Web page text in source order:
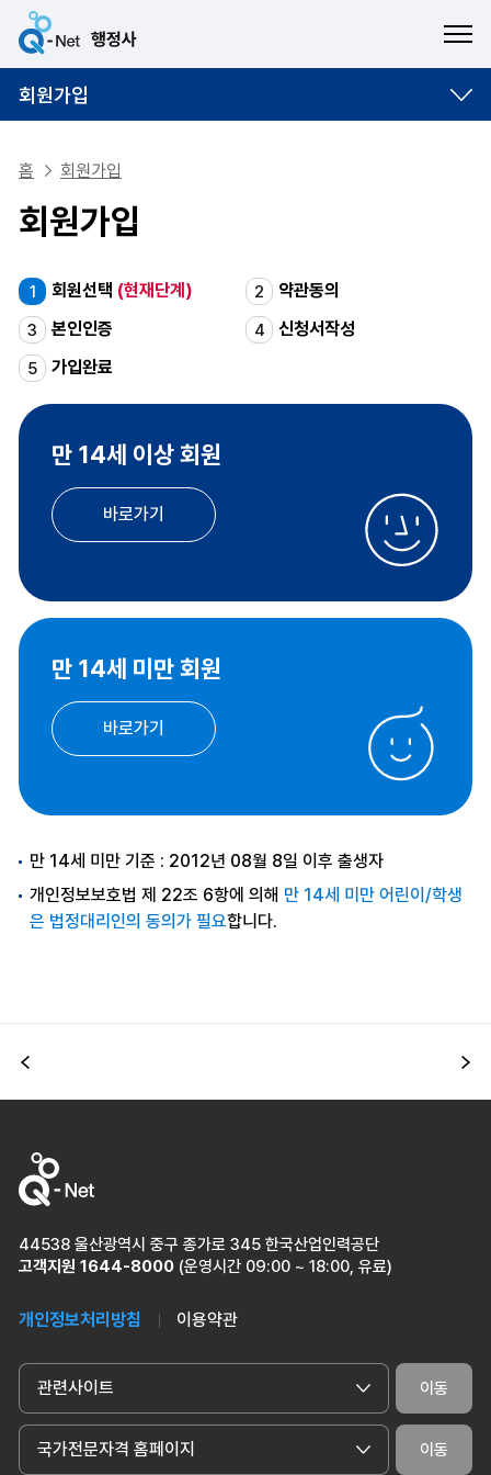
회원가입
홈 회원가입
회원가입
1 회원선택 (현재단계) 2 약관동의
3 본인인증 4 신청서작성
5 가입완료
만 14세 이상 회원
바로가기
만 14세 미만 회원
바로가기
만 14세 미만 기준 : 2012년 08월 8일 이후 출생자
개인정보보호법 제 22조 6항에 의해 만 14세 미만 어린이/학생
은 법정대리인의 동의가 필요합니다.
이전
44538 울산광역시 중구 종가로 345 한국산업인력공단
고객지원 1644-8000 (운영시간 09:00 ~ 18:00, 유료)
개인정보처리방침 이용약관
관련사이트 이동
국가전문자격 홈페이지 이동